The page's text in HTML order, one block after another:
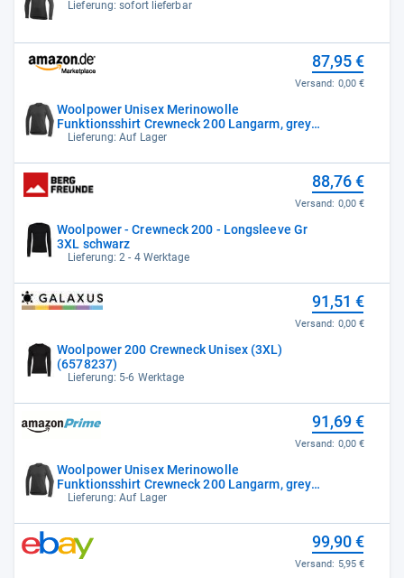
Lieferung: sofort lieferbar
Woolpower Unisex Merinowolle
Funktionsshirt Crewneck 200 Langarm, grey,
Lieferung: Auf Lager
87,95 €
Versand: 0,00 €
Woolpower - Crewneck 200 - Longsleeve Gr
3XL schwarz
Lieferung: 2 - 4 Werktage
88,76 €
Versand: 0,00 €
Woolpower 200 Crewneck Unisex (3XL)
(6578237)
Lieferung: 5-6 Werktage
91,51 €
Versand: 0,00 €
Woolpower Unisex Merinowolle
Funktionsshirt Crewneck 200 Langarm, grey,
XSLieferung: Auf Lager
91,69 €
Versand: 0,00 €
99,90 €
Versand: 5,95 €